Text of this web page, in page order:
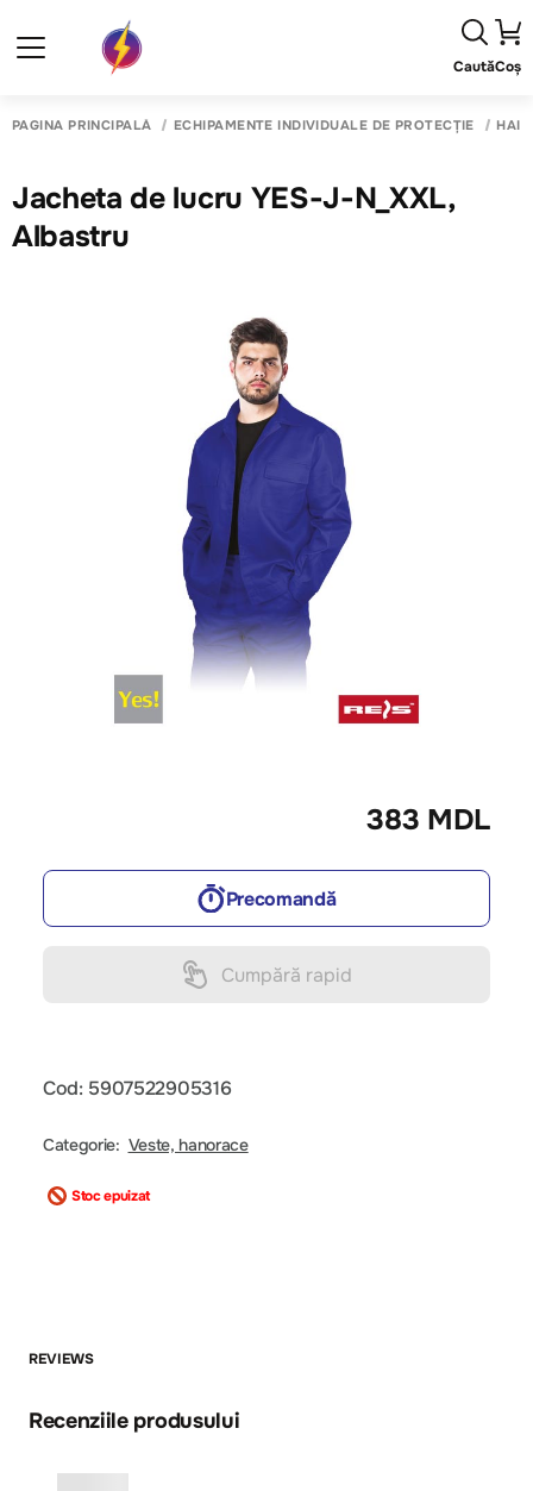
CautăCoș
PAGINA PRINCIPALĂ ECHIPAMENTE INDIVIDUALE DE PROTECȚIE
Jacheta de lucru YES-J-N_XXL,
Albastru
383 MDL
Precomandă
Cumpără rapid
Cod: 5907522905316
Categorie: Veste, hanorace
Stoc epuizat
REVIEWS
Recenziile produsului